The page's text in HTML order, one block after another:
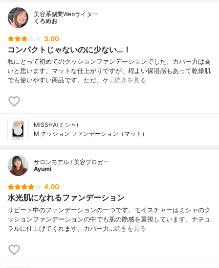
美容系副業Webライター
くろめお
3.00
コンパクトじゃないのに少ない…！
私にとって初めてのクッションファンデーションでした。カバー力は高
いと思います。マットな仕上がりですが、程よい保湿感もあって乾燥肌
でも使いやすい商品です。ただ、ケ…続きを見る
MISSHA(ミシャ)
M クッション ファンデーション（マット）
サロンモデル / 美容ブロガー
Ayumi
4.00
水光肌になれるファンデーション
リピート中のファンデーションの一つです。モイスチャーはミシャのク
ッションファンデーションの中でも肌の艶感を重視しています。ナチュ
ラルに仕上げてくれます。カバー力…続きを見る